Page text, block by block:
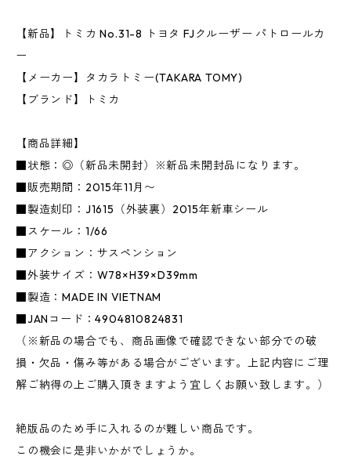
【新品】トミカ No.31-8 トヨタ FJクルーザー パトロールカ
ー
【メーカー】タカラトミー(TAKARA TOMY)
【ブランド】トミカ
【商品詳細】
■状態：◎（新品未開封）※新品未開封品になります。
■販売期間：2015年11月〜
■製造刻印：J1615（外装裏）2015年新車シール
■スケール：1/66
■アクション：サスペンション
■外装サイズ：W78×H39×D39mm
■製造：MADE IN VIETNAM
■JANコード：4904810824831
（※新品の場合でも、商品画像で確認できない部分での破
損・欠品・傷み等がある場合がございます。上記内容にご理
解ご納得の上ご購入頂きますよう宜しくお願い致します。）
絶版品のため手に入れるのが難しい商品です。
この機会に是非いかがでしょうか。